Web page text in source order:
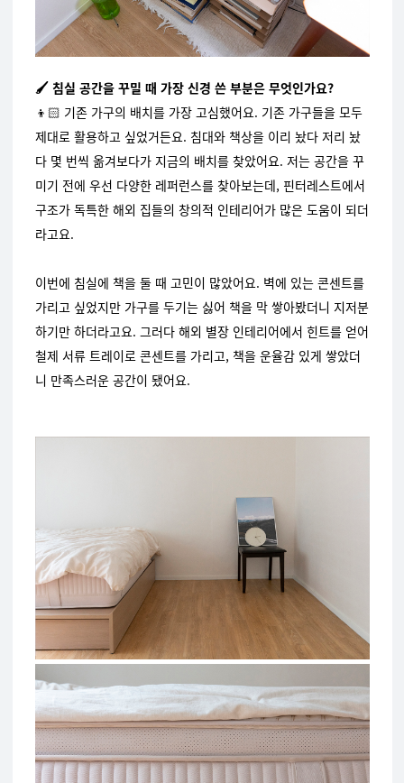
🖌️ 침실 공간을 꾸밀 때 가장 신경 쓴 부분은 무엇인가요?
👦🏻 기존 가구의 배치를 가장 고심했어요. 기존 가구들을 모두
제대로 활용하고 싶었거든요. 침대와 책상을 이리 놨다 저리 놨
다 몇 번씩 옮겨보다가 지금의 배치를 찾았어요. 저는 공간을 꾸
미기 전에 우선 다양한 레퍼런스를 찾아보는데, 핀터레스트에서
구조가 독특한 해외 집들의 창의적 인테리어가 많은 도움이 되더
라고요.
이번에 침실에 책을 둘 때 고민이 많았어요. 벽에 있는 콘센트를
가리고 싶었지만 가구를 두기는 싫어 책을 막 쌓아봤더니 지저분
하기만 하더라고요. 그러다 해외 별장 인테리어에서 힌트를 얻어
철제 서류 트레이로 콘센트를 가리고, 책을 운율감 있게 쌓았더
니 만족스러운 공간이 됐어요.